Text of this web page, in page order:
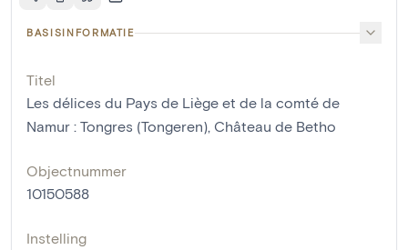
BASISINFORMATIE
Titel
Les délices du Pays de Liège et de la comté de
Namur : Tongres (Tongeren), Château de Betho
Objectnummer
10150588
Instelling